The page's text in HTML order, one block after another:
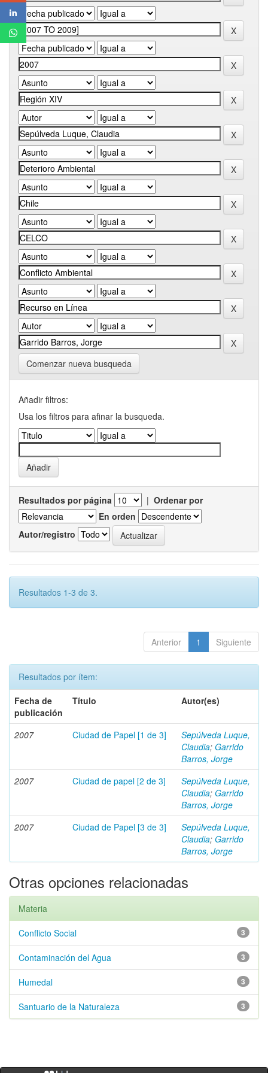
Comenzar nueva busqueda
Añadir filtros:
Usa los filtros para afinar la busqueda.
Resultados por página | Ordenar por
En orden
Autor/registro
Resultados 1-3 de 3.
Anterior 1 Siguiente
Resultados por ítem:
Fecha de
publicación
Título Autor(es)
2007 Ciudad de Papel [1 de 3]
Sepúlveda Luque,
Claudia; Garrido
Barros, Jorge
2007
Ciudad de papel [2 de 3]
Sepúlveda Luque,
Claudia; Garrido
Barros, Jorge
2007
Ciudad de Papel [3 de 3]
Sepúlveda Luque,
Claudia; Garrido
Barros, Jorge
Otras opciones relacionadas
Materia
3
Conflicto Social
3
Contaminación del Agua
3
Humedal
3
Santuario de la Naturaleza